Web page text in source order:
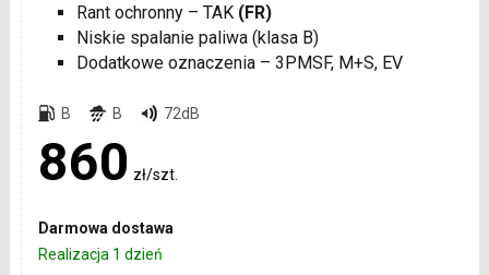
Rant ochronny – TAK (FR)
Niskie spalanie paliwa (klasa B)
Dodatkowe oznaczenia – 3PMSF, M+S, EV
B B 72dB
860 zł/szt.
Darmowa dostawa
Realizacja 1 dzień